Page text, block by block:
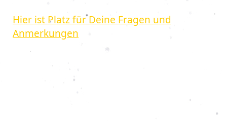
Hier ist Platz für Deine Fragen und
Anmerkungen